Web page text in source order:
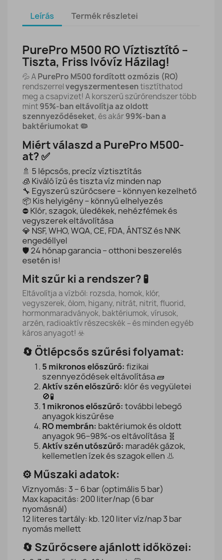
Leírás Termék részletei
PurePro M500 RO Víztisztító –
Tiszta, Friss Ivóvíz Házilag!
💦 APurePro M500 fordított ozmózis (RO)
rendszerrelvegyszermentesentisztíthatod
meg a csapvizet! A korszerű szűrőrendszer több
mint95%-ban eltávolítja az oldott
szennyeződéseket, és akár99%-ban a
baktériumokat 🦠
Miért válaszd a PurePro M500-
at? ✅
🚿 5 lépcsős, precíz víztisztítás
🧊 Kiváló ízű és tiszta víz minden nap
🔧 Egyszerű szűrőcsere – könnyen kezelhető
📦 Kis helyigény – könnyű elhelyezés
⛔ Klór, szagok, üledékek, nehézfémek és
vegyszerek eltávolítása
💎 NSF, WHO, WQA, CE, FDA, ÁNTSZ és NNK
engedéllyel
🛡️ 24 hónap garancia – otthoni beszerelés
esetén is!
Mit szűr ki a rendszer? 🧪
Eltávolítja a vízből: rozsda, homok, klór,
vegyszerek, ólom, higany, nitrát, nitrit, fluorid,
hormonmaradványok, baktériumok, vírusok,
arzén, radioaktív részecskék – és minden egyéb
káros anyagot! ☣️
🔄 Ötlépcsős szűrési folyamat:
5 mikronos előszűrő: fizikai
szennyeződések eltávolítása 🧱
Aktív szén előszűrő: klór és vegyületei
🚫🧪
1 mikronos előszűrő: további lebegő
anyagok kiszűrése
RO membrán: baktériumok és oldott
anyagok 96–98%-os eltávolítása 🧬
Aktív szén utószűrő: maradék gázok,
kellemetlen ízek és szagok ellen 👃
⚙️ Műszaki adatok:
Víznyomás: 3 – 6 bar (optimális 5 bar)
Max kapacitás: 200 liter/nap (6 bar
nyomásnál)
12 literes tartály: kb. 120 liter víz/nap 3 bar
nyomás mellett
🔄 Szűrőcsere ajánlott időközei: